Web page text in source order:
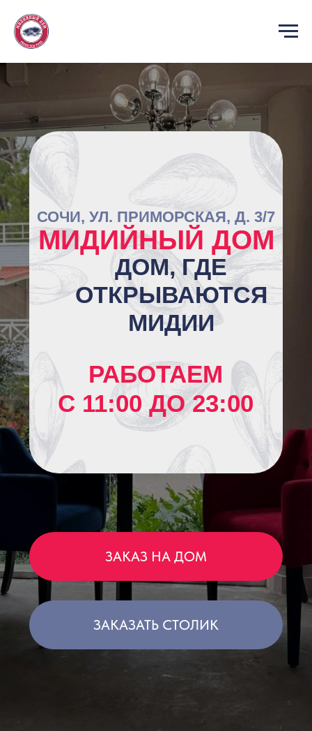
ЗАКАЗ НА ДОМ
СОЧИ, УЛ. ПРИМОРСКАЯ, Д. 3/7
МИДИЙНЫЙ ДОМ
ДОМ, ГДЕ
ОТКРЫВАЮТСЯ
МИДИИ
РАБОТАЕМ
С 11:00 ДО 23:00
О НАС
МЫ — «МИДИЙНЫЙ ДОМ»
Место, где свежие морепродукты —
это не премиум-сегмент, а блюда